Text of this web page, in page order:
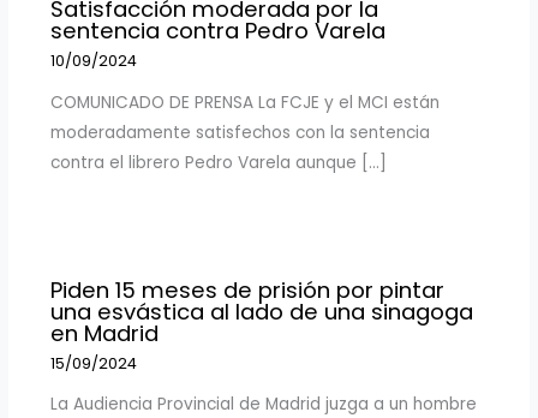
Satisfacción moderada por la
sentencia contra Pedro Varela
10/09/2024
COMUNICADO DE PRENSA La FCJE y el MCI están
moderadamente satisfechos con la sentencia
contra el librero Pedro Varela aunque […]
Piden 15 meses de prisión por pintar
una esvástica al lado de una sinagoga
en Madrid
15/09/2024
La Audiencia Provincial de Madrid juzga a un hombre